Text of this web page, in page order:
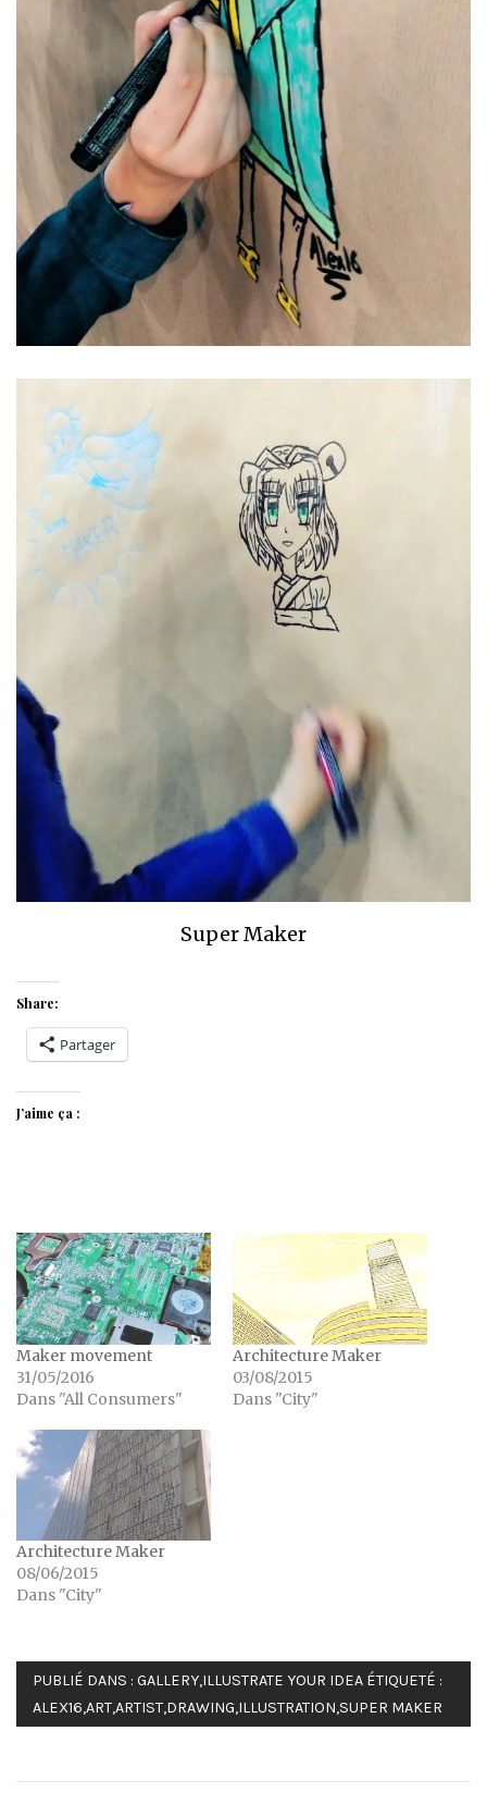
Super Maker
Share:
Partager
J’aime ça :
Maker movement
31/05/2016
Dans "All Consumers"
Architecture Maker
03/08/2015
Dans "City"
Architecture Maker
08/06/2015
Dans "City"
PUBLIÉ DANS : GALLERY,ILLUSTRATE YOUR IDEA ÉTIQUETÉ :
ALEX16,ART,ARTIST,DRAWING,ILLUSTRATION,SUPER MAKER